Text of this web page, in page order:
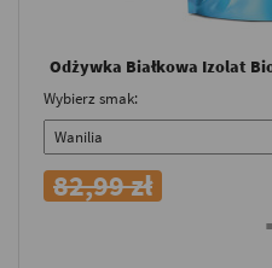
Odżywka Białkowa Izolat
Wybierz smak:
82,99 zł